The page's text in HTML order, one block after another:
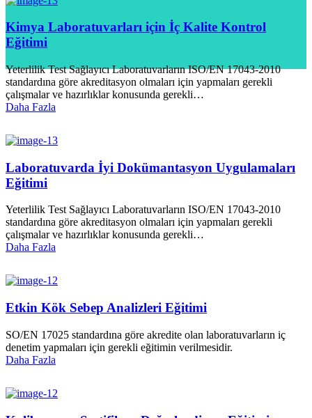
Kimya Laboratuvarları için İç Kalite Kontrol
Eğitimi
Yeterlilik Test Sağlayıcı Laboratuvarların ISO/EN 17043-2010
standardına göre akreditasyon olmaları için yapmaları gerekli
çalışmalar ve hazırlıklar konusunda gerekli…
Daha Fazla
Laboratuvarda İyi Dokümantasyon Uygulamaları
Eğitimi
Yeterlilik Test Sağlayıcı Laboratuvarların ISO/EN 17043-2010
standardına göre akreditasyon olmaları için yapmaları gerekli
çalışmalar ve hazırlıklar konusunda gerekli…
Daha Fazla
Etkin Kök Sebep Analizleri Eğitimi
SO/EN 17025 standardına göre akredite olan laboratuvarların iç
denetim yapmaları için gerekli eğitimin verilmesidir.
Daha Fazla